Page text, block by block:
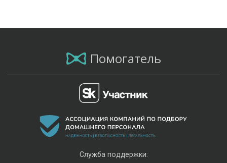
Помогатель
Служба поддержки: